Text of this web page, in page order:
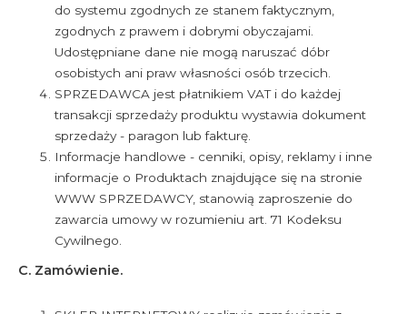
do systemu zgodnych ze stanem faktycznym,
zgodnych z prawem i dobrymi obyczajami.
Udostępniane dane nie mogą naruszać dóbr
osobistych ani praw własności osób trzecich.
SPRZEDAWCA jest płatnikiem VAT i do każdej
transakcji sprzedaży produktu wystawia dokument
sprzedaży - paragon lub fakturę.
Informacje handlowe - cenniki, opisy, reklamy i inne
informacje o Produktach znajdujące się na stronie
WWW SPRZEDAWCY, stanowią zaproszenie do
zawarcia umowy w rozumieniu art. 71 Kodeksu
Cywilnego.
C. Zamówienie.